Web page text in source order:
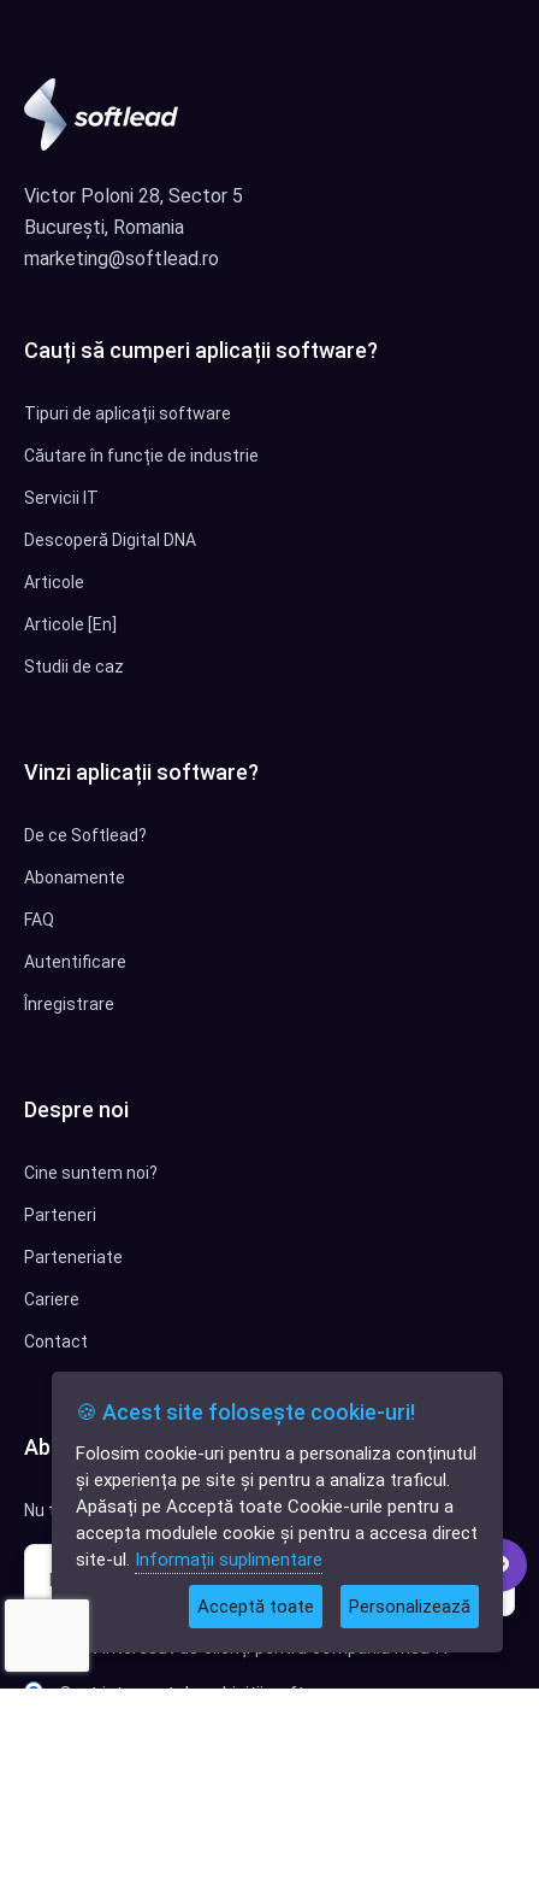
✕
Cauți o aplicație
software?
Victor Poloni 28, Sector 5
București, Romania
marketing@softlead.ro
Cauți să cumperi aplicații software?
Tipuri de aplicații software
Căutare în funcție de industrie
Servicii IT
Descoperă Digital DNA
Articole
Articole [En]
Studii de caz
Vinzi aplicații software?
De ce Softlead?
Abonamente
FAQ
Autentificare
Înregistrare
Despre noi
Cine suntem noi?
Parteneri
Parteneriate
Cariere
Contact
Abonează-te la newsletter
Nu trimitem spam, deci nu îți face griji.
Sunt interesat de clienți pentru compania mea IT
Sunt interesat de achiziții software
🍪 Acest site folosește cookie-uri!
Folosim cookie-uri pentru a personaliza conținutul
și experiența pe site și pentru a analiza traficul.
Apăsați pe Acceptă toate Cookie-urile pentru a
accepta modulele cookie și pentru a accesa direct
site-ul. Informații suplimentare
Acceptă toate Personalizează